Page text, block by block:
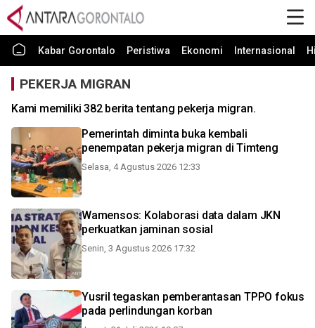
Kabar Gorontalo Peristiwa Ekonomi Internasional
PEKERJA MIGRAN
Kami memiliki 382 berita tentang pekerja migran.
Pemerintah diminta buka kembali
penempatan pekerja migran di Timteng
Selasa, 4 Agustus 2026 12:33
Wamensos: Kolaborasi data dalam JKN
perkuatkan jaminan sosial
Senin, 3 Agustus 2026 17:32
Yusril tegaskan pemberantasan TPPO fokus
pada perlindungan korban